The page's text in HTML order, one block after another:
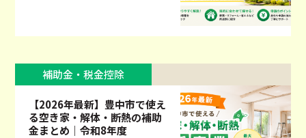
補助金・税金控除
【2026年最新】豊中市で使え
る空き家・解体・断熱の補助
金まとめ｜令和8年度